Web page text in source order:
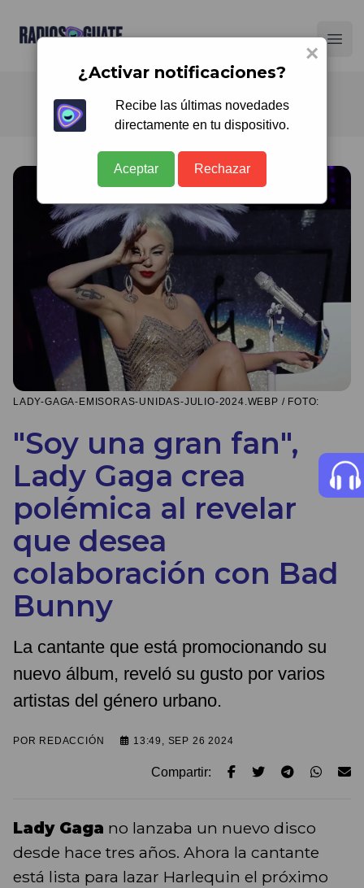
Radios Guate
LADY-GAGA-EMISORAS-UNIDAS-JULIO-2024.WEBP / FOTO:
"Soy una gran fan",
Lady Gaga crea
polémica al revelar
que desea
colaboración con Bad
Bunny
La cantante que está promocionando su
nuevo álbum, reveló su gusto por varios
artistas del género urbano.
POR REDACCIÓN 13:49, SEP 26 2024
Compartir:
Lady Gaga no lanzaba un nuevo disco
desde hace tres años. Ahora la cantante
está lista para lazar Harlequin el próximo
×
¿Activar notificaciones?
Recibe las últimas novedades
directamente en tu dispositivo.
Aceptar Rechazar